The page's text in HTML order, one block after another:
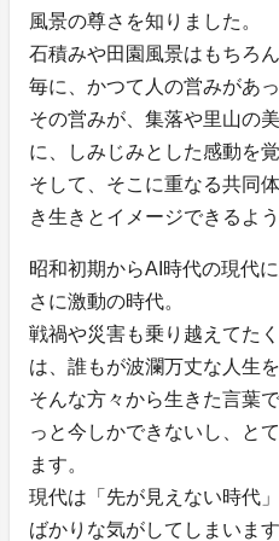
風景の尊さを知りました。
石積みや田園風景はもちろ
毎に、かつて人の営みがあっ
その営みが、集落や里山の
に、しみじみとした感動を覚
そして、そこに重なる共同
き生きとイメージできるよ
昭和初期からAI時代の現代
さに激動の時代。
戦禍や災害も乗り越えてた
は、誰もが波瀾万丈な人生
そんな方々から生きた言葉
っと今しかできないし、と
ます。
現代は「先が見えない時代
ばかりな気がしてしまいま